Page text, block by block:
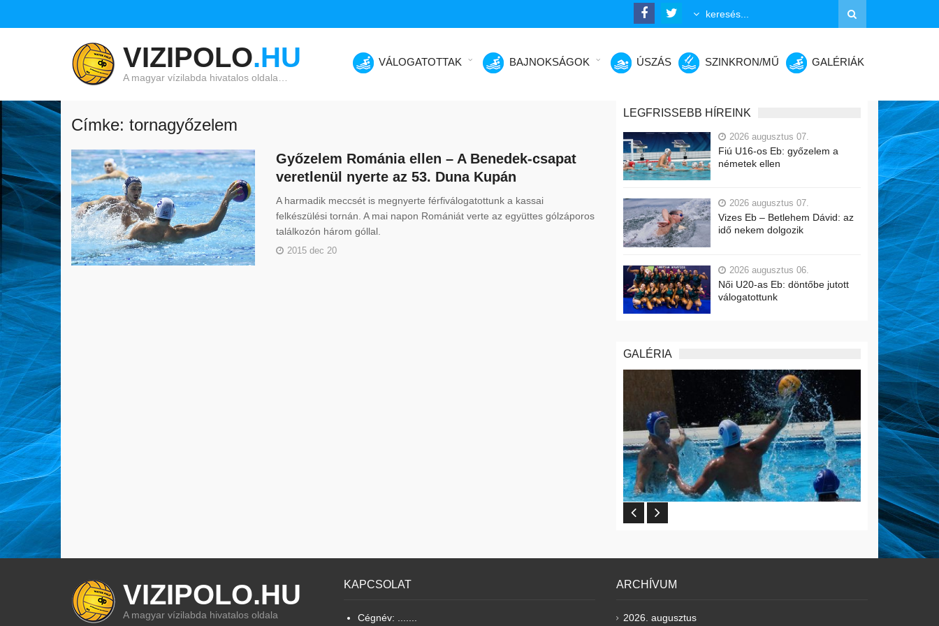
VIZIPOLO.HU
A magyar vízilabda hivatalos oldala…
VÁLOGATOTTAK BAJNOKSÁGOK ÚSZÁS SZINKRON/MŰ GALÉRIÁK
Címke: tornagyőzelem
Győzelem Románia ellen – A Benedek-csapat
veretlenül nyerte az 53. Duna Kupán
A harmadik meccsét is megnyerte férfiválogatottunk a kassai
felkészülési tornán. A mai napon Romániát verte az együttes gólzáporos
találkozón három góllal.
2015 dec 20
LEGFRISSEBB HÍREINK
2026 augusztus 07.
Fiú U16-os Eb: győzelem a
németek ellen
2026 augusztus 07.
Vizes Eb – Betlehem Dávid: az
idő nekem dolgozik
2026 augusztus 06.
Női U20-as Eb: döntőbe jutott
válogatottunk
GALÉRIA
VIZIPOLO.HU
A magyar vízilabda hivatalos oldala
KAPCSOLAT
Cégnév: .......
ARCHÍVUM
2026. augusztus